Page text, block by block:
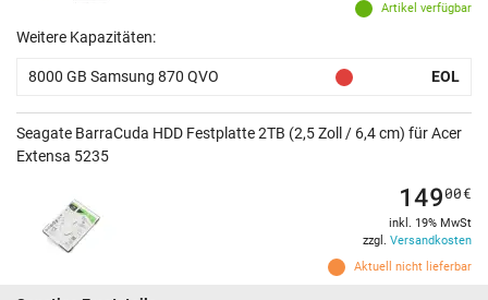
Artikel verfügbar
Weitere Kapazitäten:
8000 GB Samsung 870 QVO EOL
Seagate BarraCuda HDD Festplatte 2TB (2,5 Zoll / 6,4 cm) für Acer
Extensa 5235
Aktuell nicht lieferbar
14900€
inkl. 19% MwSt
zzgl. Versandkosten